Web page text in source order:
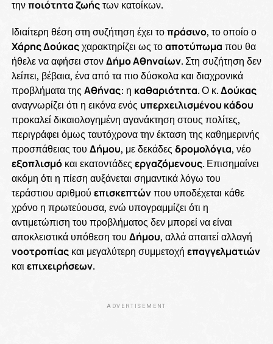
τηνποιότητα ζωήςτων κατοίκων.
Ιδιαίτερη θέση στη συζήτηση έχει τοπράσινο, το οποίο ο
Χάρης Δούκαςχαρακτηρίζει ως τοαποτύπωμα που θα
ήθελε να αφήσει στονΔήμο Αθηναίων. Στη συζήτηση δεν
λείπει, βέβαια, ένα από τα πιο δύσκολα και διαχρονικά
προβλήματα της Αθήνας: η καθαριότητα. Ο κ.Δούκας
αναγνωρίζει ότι η εικόνα ενός υπερχειλισμένου κάδου
προκαλεί δικαιολογημένη αγανάκτηση στους πολίτες,
περιγράφει όμως ταυτόχρονα την έκταση της καθημερινής
προσπάθειας του Δήμου, με δεκάδες δρομολόγια, νέο
εξοπλισμόκαι εκατοντάδες εργαζόμενους. Επισημαίνει
ακόμη ότι η πίεση αυξάνεται σημαντικά λόγω του
τεράστιου αριθμού επισκεπτώνπου υποδέχεται κάθε
χρόνο η πρωτεύουσα, ενώ υπογραμμίζει ότι η
αντιμετώπιση του προβλήματος δεν μπορεί να είναι
αποκλειστικά υπόθεση του Δήμου, αλλά απαιτεί αλλαγή
νοοτροπίαςκαι μεγαλύτερη συμμετοχή επαγγελματιών
και επιχειρήσεων.
ADVERTISEMENT